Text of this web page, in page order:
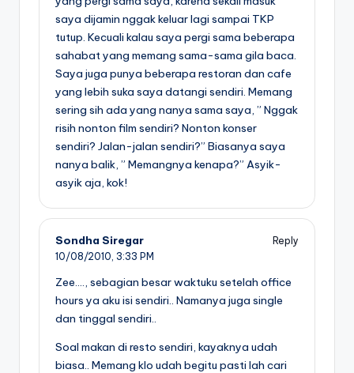
saya dijamin nggak keluar lagi sampai TKP
tutup. Kecuali kalau saya pergi sama beberapa
sahabat yang memang sama-sama gila baca.
Saya juga punya beberapa restoran dan cafe
yang lebih suka saya datangi sendiri. Memang
sering sih ada yang nanya sama saya, ” Nggak
risih nonton film sendiri? Nonton konser
sendiri? Jalan-jalan sendiri?” Biasanya saya
nanya balik, ” Memangnya kenapa?” Asyik-
asyik aja, kok!
Sondha Siregar
Reply
10/08/2010, 3:33 PM
Zee…., sebagian besar waktuku setelah office
hours ya aku isi sendiri.. Namanya juga single
dan tinggal sendiri..
Soal makan di resto sendiri, kayaknya udah
biasa.. Memang klo udah begitu pasti lah cari